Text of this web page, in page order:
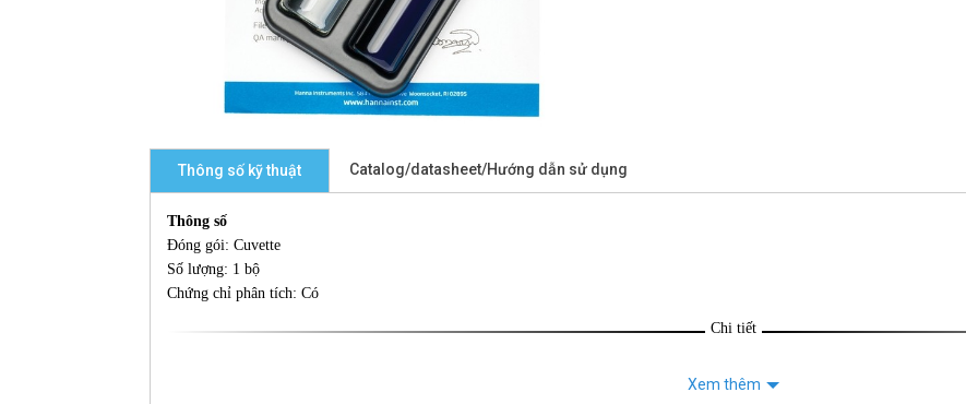
Thông số kỹ thuật Catalog/datasheet/Hướng dẫn sử dụng
Thông số
Đóng gói: Cuvette
Số lượng: 1 bộ
Chứng chỉ phân tích: Có
Chi tiết
Xem thêm